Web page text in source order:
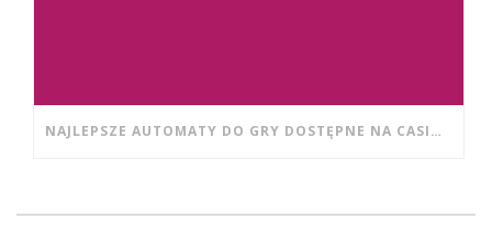
NAJLEPSZE AUTOMATY DO GRY DOSTĘPNE NA CASINO WISHWIN DLA POCZĄTKUJĄCYCH